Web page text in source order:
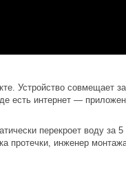
Устройство совмещает
есть интернет —
перекроет воду за
протечки, инженер